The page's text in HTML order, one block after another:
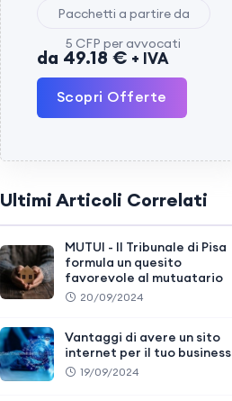
Pacchetti a partire da
5 CFP per avvocati
da 49.18 € + IVA
Scopri Offerte
Ultimi Articoli Correlati
MUTUI - Il Tribunale di Pisa
formula un quesito
favorevole al mutuatario
20/09/2024
Vantaggi di avere un sito
internet per il tuo business
19/09/2024